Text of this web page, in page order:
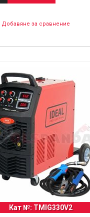
Добавяне за сравнение
Кат №: TMIG330V2